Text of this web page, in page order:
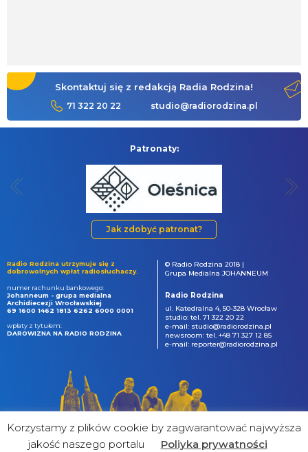
Skontaktuj się z redakcją Radia Rodzina!
71 322 20 22 studio@radiorodzina.pl
Patronaty:
Jak zdobyć patronat?
Radio Rodzina utrzymuje się z
dobrowolnych wpłat radiosłuchaczy.
numer rachunku bankowego:
Johanneum - grupa medialna
Archidiecezji Wrocławskiej
69 1600 1462 1813 6262 6000 0001
wpłaty z tytułem:
DAROWIZNA NA RADIO RODZINA
© Radio Rodzina 2018 |
Grupa Medialna JOHANNEUM
Radio Rodzina
ul. Katedralna 4, 50-328 Wrocław
studio: tel. 71 322 20 22
e-mail: studio@radiorodzina.pl
newsroom: tel. +48 71 327 12 85
e-mail: reporter@radiorodzina.pl
Korzystamy z plików cookie by zagwarantować najwyższa
jakość naszego portalu
Poliyka prywatności